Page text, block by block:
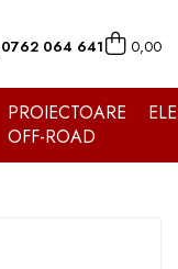
0762 064 641 0,00
PROIECTOARE
OFF-ROAD